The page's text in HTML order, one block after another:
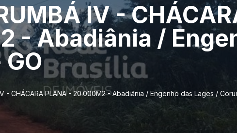
IV -
- Abadiânia /
- CHÁCARA PLANA - 20.000M2 - Abadiânia / Engenho das Lages /